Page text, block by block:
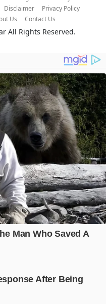
Disclaimer
Privacy Policy
Us Contact Us
All Rights Reserved.